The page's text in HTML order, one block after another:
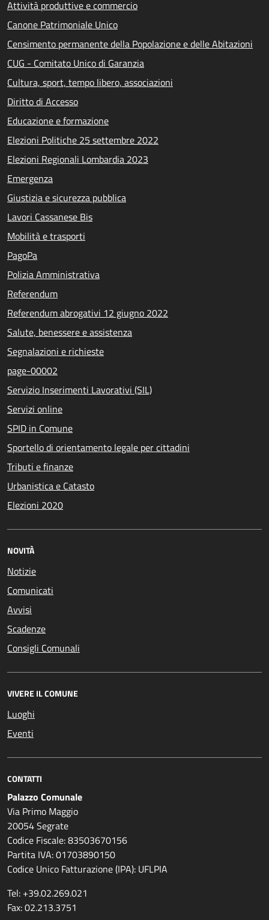
Attività produttive e commercio
Canone Patrimoniale Unico
Censimento permanente della Popolazione e delle Abitazioni
CUG - Comitato Unico di Garanzia
Cultura, sport, tempo libero, associazioni
Diritto di Accesso
Educazione e formazione
Elezioni Politiche 25 settembre 2022
Elezioni Regionali Lombardia 2023
Emergenza
Giustizia e sicurezza pubblica
Lavori Cassanese Bis
Mobilità e trasporti
PagoPa
Polizia Amministrativa
Referendum
Referendum abrogativi 12 giugno 2022
Salute, benessere e assistenza
Segnalazioni e richieste
page-00002
Servizio Inserimenti Lavorativi (SIL)
Servizi online
SPID in Comune
Sportello di orientamento legale per cittadini
Tributi e finanze
Urbanistica e Catasto
Elezioni 2020
NOVITÀ
Notizie
Comunicati
Avvisi
Scadenze
Consigli Comunali
VIVERE IL COMUNE
Luoghi
Eventi
CONTATTI
Palazzo Comunale
Via Primo Maggio
20054 Segrate
Codice Fiscale: 83503670156
Partita IVA: 01703890150
Codice Unico Fatturazione (IPA): UFLPIA
Tel: +39.02.269.021
Fax: 02.213.3751